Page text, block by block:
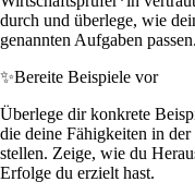
durch und überlege, wie
genannten Aufgaben passen.
✨Bereite Beispiele vor
Überlege dir konkrete
die deine Fähigkeiten in
stellen. Zeige, wie du
Erfolge du erzielt hast.